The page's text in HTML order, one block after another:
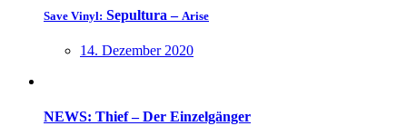
Save Vinyl: Sepultura – Arise
14. Dezember 2020
NEWS: Thief – Der Einzelgänger